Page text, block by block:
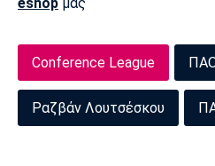
Conference League
Ραζβάν Λουτσέσκου